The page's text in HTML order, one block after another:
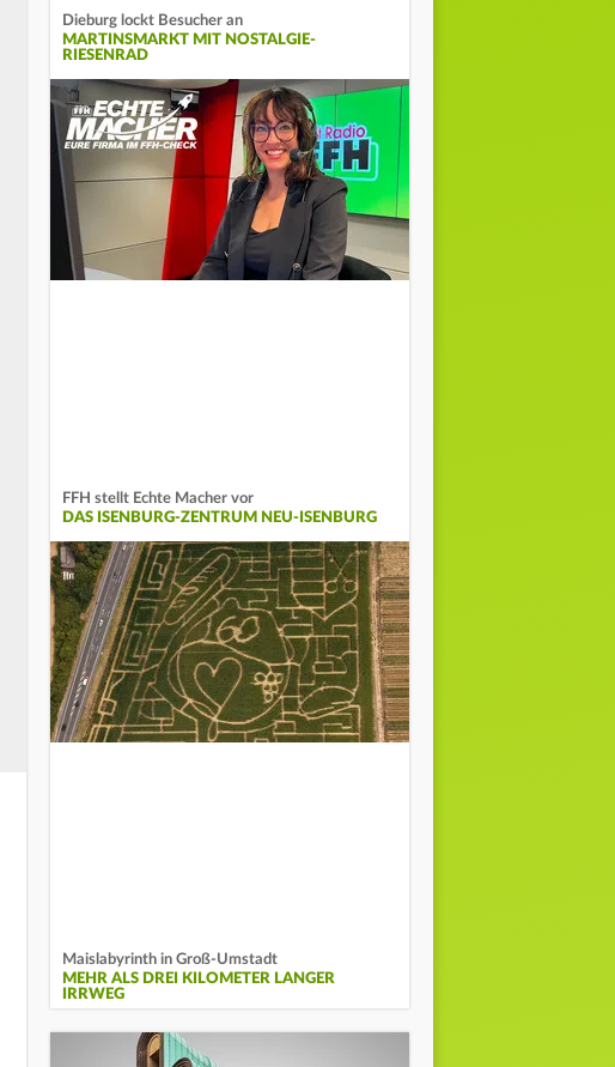
Dieburg lockt Besucher an
MARTINSMARKT MIT NOSTALGIE-
RIESENRAD
FFH stellt Echte Macher vor
DAS ISENBURG-ZENTRUM NEU-ISENBURG
Maislabyrinth in Groß-Umstadt
MEHR ALS DREI KILOMETER LANGER
IRRWEG